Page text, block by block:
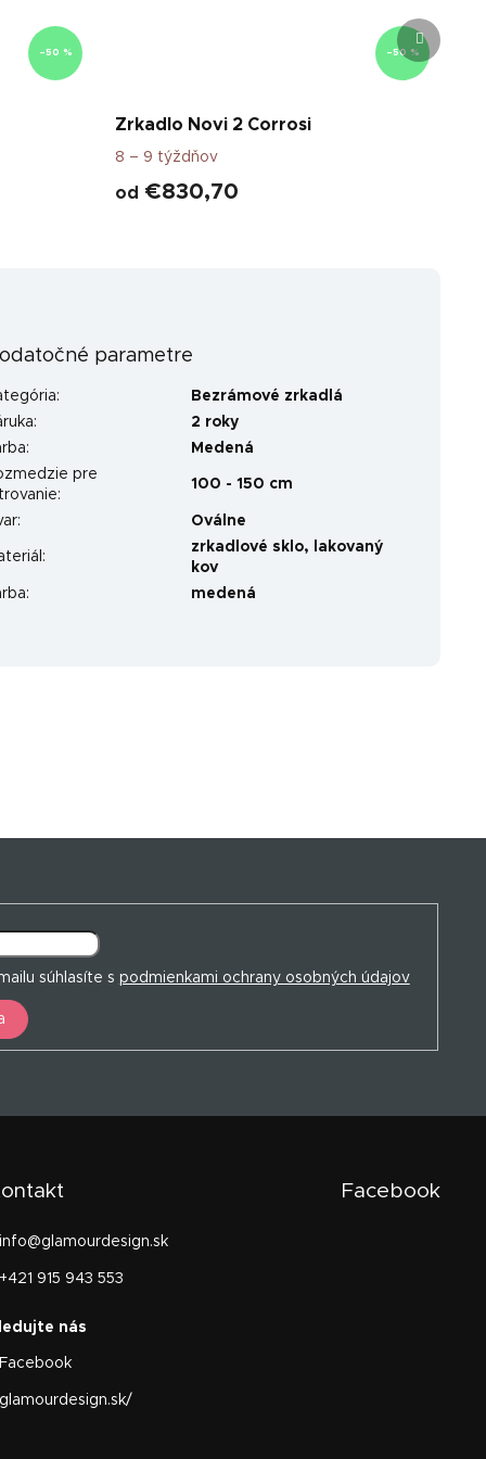
–50 % –50 %
Zrkadlo Novi 2 Corrosi
8 – 9 týždňov
od €830,70
Ďalší
produkt
parametre
:
Bezrámové zrkadlá
:
2 roky
:
Medená
pre
:
100 - 150 cm
: Oválne
:
zrkadlové sklo, lakovaný
kov
: medená
súhlasíte s podmienkami ochrany osobných údajov
info@glamourdesign.sk
+421 915 943 553
Facebook
glamourdesign.sk/
Facebook